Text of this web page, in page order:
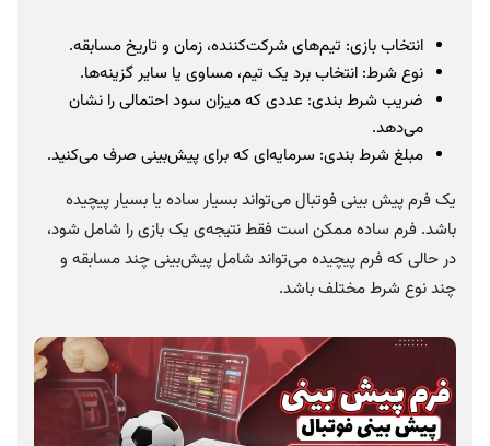
انتخاب بازی: تیم‌های شرکت‌کننده، زمان و تاریخ مسابقه.
نوع شرط: انتخاب برد یک تیم، مساوی یا سایر گزینه‌ها.
ضریب شرط بندی: عددی که میزان سود احتمالی را نشان
می‌دهد.
مبلغ شرط بندی: سرمایه‌ای که برای پیش‌بینی صرف می‌کنید.
یک فرم پیش بینی فوتبال می‌تواند بسیار ساده یا بسیار پیچیده
باشد. فرم ساده ممکن است فقط نتیجه‌ی یک بازی را شامل شود،
در حالی که فرم پیچیده می‌تواند شامل پیش‌بینی چند مسابقه و
چند نوع شرط مختلف باشد.